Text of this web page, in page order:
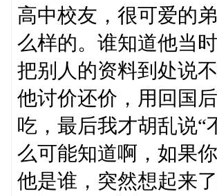
高中校友，很可爱的
么样的。谁知道他当
把别人的资料到处说
他讨价还价，用回国
吃，最后我才胡乱说“
么可能知道啊，如果
他是谁，突然想起来